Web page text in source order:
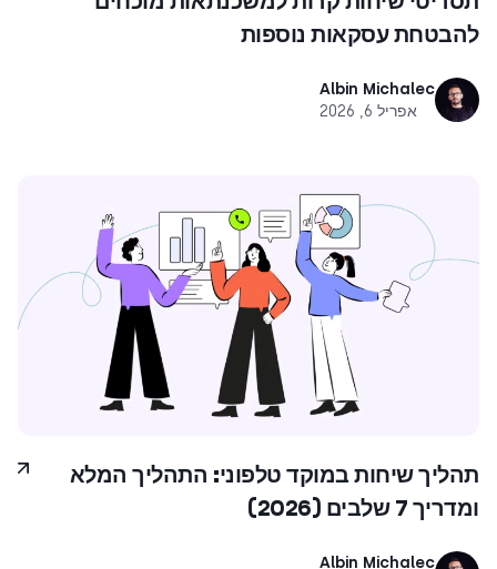
להבטחת עסקאות נוספות
Albin Michalec
אפריל 6, 2026
תהליך שיחות במוקד טלפוני: התהליך המלא
ומדריך 7 שלבים (2026)
Albin Michalec